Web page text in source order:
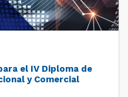
el IV Diploma de
y Comercial